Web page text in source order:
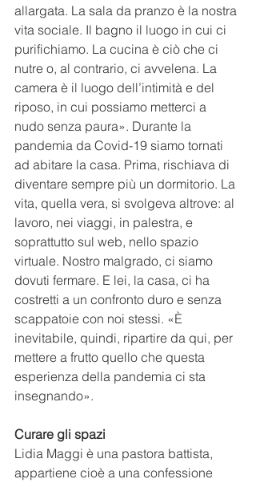
allargata. La sala da pranzo è la nostra
vita sociale. Il bagno il luogo in cui ci
purifichiamo. La cucina è ciò che ci
nutre o, al contrario, ci avvelena. La
camera è il luogo dell’intimità e del
riposo, in cui possiamo metterci a
nudo senza paura». Durante la
pandemia da Covid-19 siamo tornati
ad abitare la casa. Prima, rischiava di
diventare sempre più un dormitorio. La
vita, quella vera, si svolgeva altrove: al
lavoro, nei viaggi, in palestra, e
soprattutto sul web, nello spazio
virtuale. Nostro malgrado, ci siamo
dovuti fermare. E lei, la casa, ci ha
costretti a un confronto duro e senza
scappatoie con noi stessi. «È
inevitabile, quindi, ripartire da qui, per
mettere a frutto quello che questa
esperienza della pandemia ci sta
insegnando».
Curare gli spazi
Lidia Maggi è una pastora battista,
appartiene cioè a una confessione